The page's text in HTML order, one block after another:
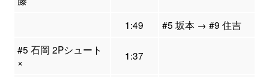
1:49
#5 坂本 → #9 住吉
#5 石岡 2Pシュート
×
1:37